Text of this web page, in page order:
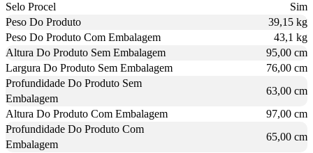
Selo Procel
Sim
Peso Do Produto
39,15 kg
Peso Do Produto Com Embalagem
43,1 kg
Altura Do Produto Sem Embalagem
95,00 cm
Largura Do Produto Sem Embalagem
76,00 cm
Profundidade Do Produto Sem
Embalagem
63,00 cm
Altura Do Produto Com Embalagem
97,00 cm
Profundidade Do Produto Com
Embalagem
65,00 cm